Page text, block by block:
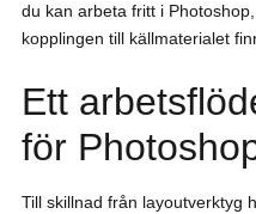
du kan arbeta fritt i
kopplingen till källmaterialet
Ett
för
Till skillnad från layoutverktyg